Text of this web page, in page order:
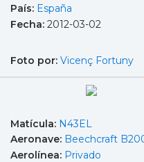
País: España
Fecha: 2012-03-02
Foto por: Vicenç Fortuny
Matícula: N43EL
Aeronave: Beechcraft
Aerolínea: Privado